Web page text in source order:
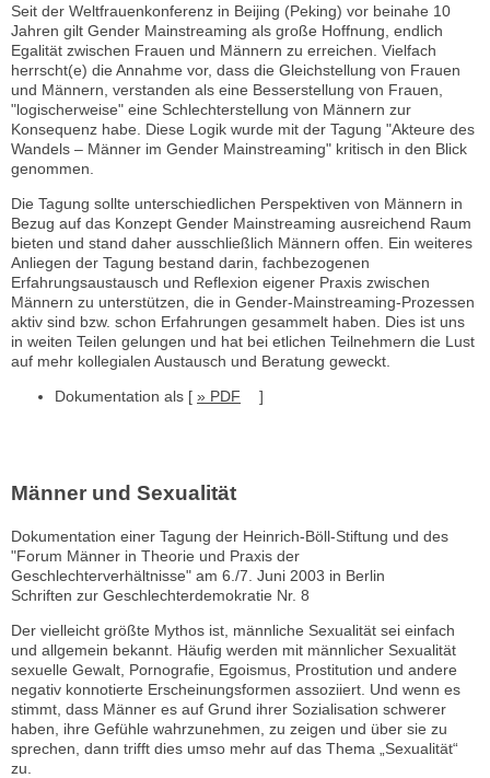
Seit der Weltfrauenkonferenz in Beijing (Peking) vor beinahe 10
Jahren gilt Gender Mainstreaming als große Hoffnung, endlich
Egalität zwischen Frauen und Männern zu erreichen. Vielfach
herrscht(e) die Annahme vor, dass die Gleichstellung von Frauen
und Männern, verstanden als eine Besserstellung von Frauen,
"logischerweise" eine Schlechterstellung von Männern zur
Konsequenz habe. Diese Logik wurde mit der Tagung "Akteure des
Wandels – Männer im Gender Mainstreaming" kritisch in den Blick
genommen.
Die Tagung sollte unterschiedlichen Perspektiven von Männern in
Bezug auf das Konzept Gender Mainstreaming ausreichend Raum
bieten und stand daher ausschließlich Männern offen. Ein weiteres
Anliegen der Tagung bestand darin, fachbezogenen
Erfahrungsaustausch und Reflexion eigener Praxis zwischen
Männern zu unterstützen, die in Gender-Mainstreaming-Prozessen
aktiv sind bzw. schon Erfahrungen gesammelt haben. Dies ist uns
in weiten Teilen gelungen und hat bei etlichen Teilnehmern die Lust
auf mehr kollegialen Austausch und Beratung geweckt.
Dokumentation als [ » PDF ]
Männer und Sexualität
Dokumentation einer Tagung der Heinrich-Böll-Stiftung und des
"Forum Männer in Theorie und Praxis der
Geschlechterverhältnisse" am 6./7. Juni 2003 in Berlin
Schriften zur Geschlechterdemokratie Nr. 8
Der vielleicht größte Mythos ist, männliche Sexualität sei einfach
und allgemein bekannt. Häufig werden mit männlicher Sexualität
sexuelle Gewalt, Pornografie, Egoismus, Prostitution und andere
negativ konnotierte Erscheinungsformen assoziiert. Und wenn es
stimmt, dass Männer es auf Grund ihrer Sozialisation schwerer
haben, ihre Gefühle wahrzunehmen, zu zeigen und über sie zu
sprechen, dann trifft dies umso mehr auf das Thema „Sexualität“
zu.